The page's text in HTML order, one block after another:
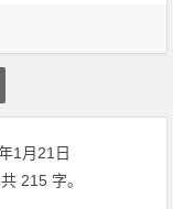
1月21日
215 字。